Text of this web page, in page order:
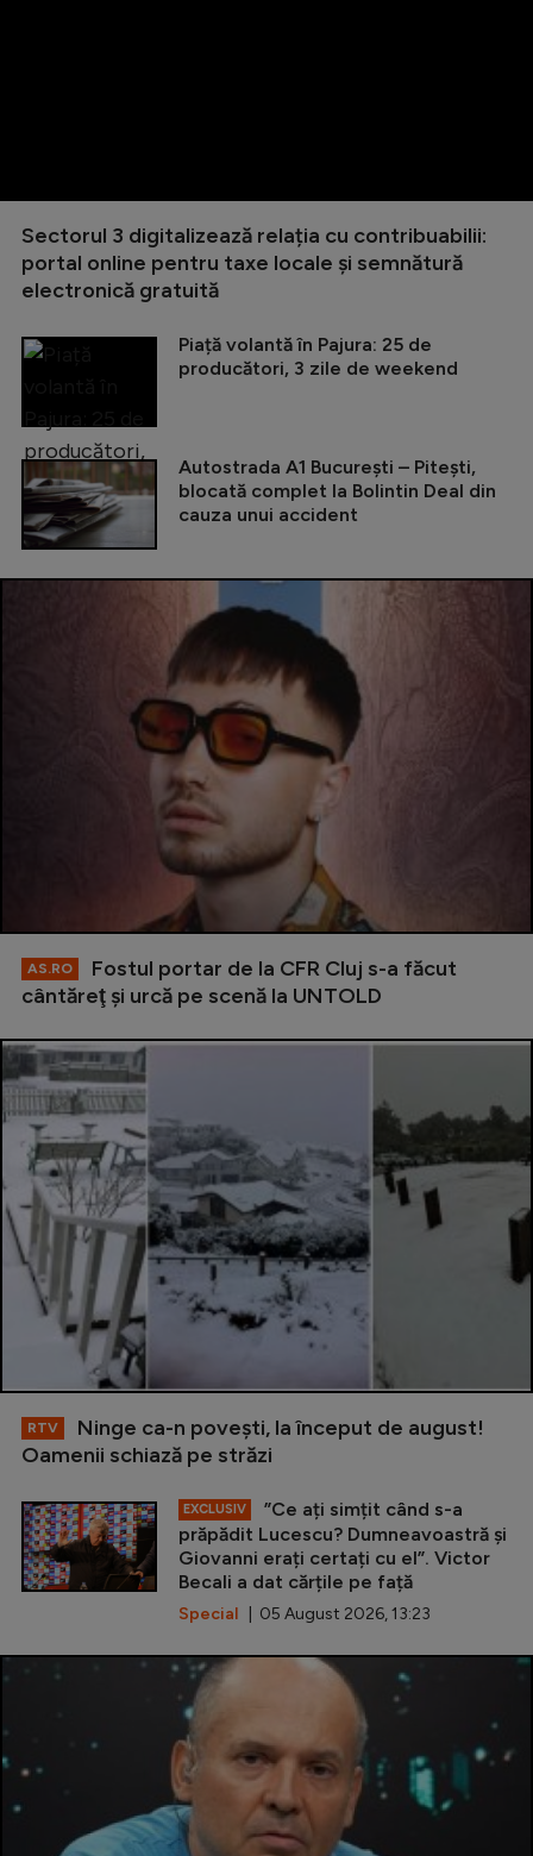
Sectorul 3 digitalizează relația cu contribuabilii:
portal online pentru taxe locale și semnătură
electronică gratuită
Piață volantă în Pajura: 25 de
producători, 3 zile de weekend
Autostrada A1 București – Pitești,
blocată complet la Bolintin Deal din
cauza unui accident
AS.RO
Fostul portar de la CFR Cluj s-a făcut
cântăreţ şi urcă pe scenă la UNTOLD
RTV
Ninge ca-n povești, la început de august!
Oamenii schiază pe străzi
EXCLUSIV
”Ce ați simțit când s-a
prăpădit Lucescu? Dumneavoastră și
Giovanni erați certați cu el”. Victor
Becali a dat cărțile pe față
Special | 05 August 2026, 13:23